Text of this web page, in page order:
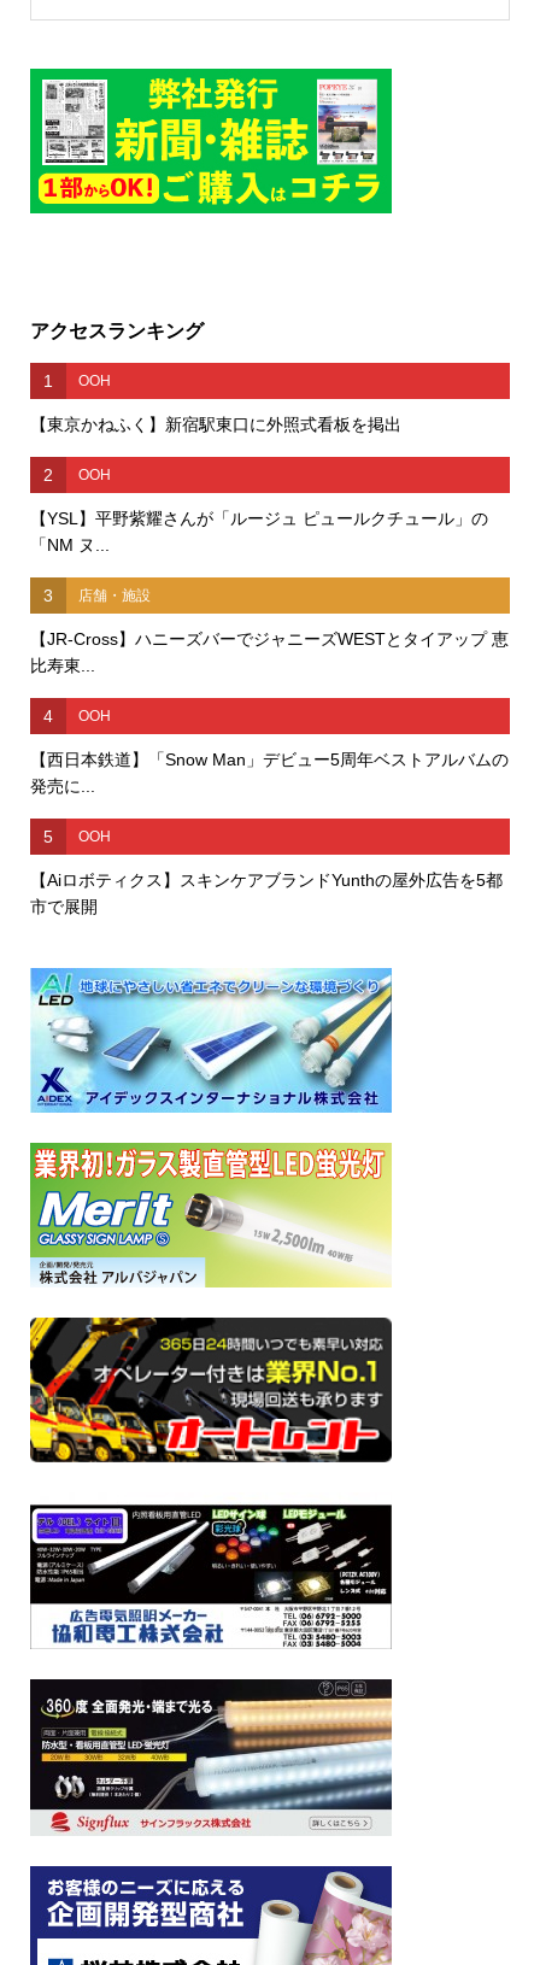
アクセスランキング
1 OOH
【東京かねふく】新宿駅東口に外照式看板を掲出
2 OOH
【YSL】平野紫耀さんが「ルージュ ピュールクチュール」の
「NM ヌ...
3 店舗・施設
【JR-Cross】ハニーズバーでジャニーズWESTとタイアップ 恵
比寿東...
4 OOH
【西日本鉄道】「Snow Man」デビュー5周年ベストアルバムの
発売に...
5 OOH
【Aiロボティクス】スキンケアブランドYunthの屋外広告を5都
市で展開